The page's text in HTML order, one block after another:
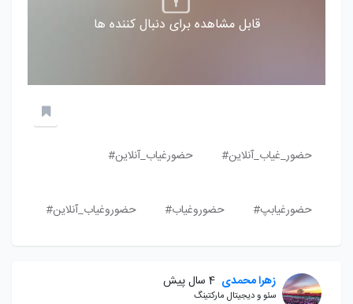
قابل مشاهده برای دنبال کننده ها
حضور_غیاب_آنلاین# حضورغیاب_آنلاین#
حضورغیابپ# حضوروغیاب# حضوروغیاب_آنلاین#
زهرا محمدی 4 سال پیش
سئو و دیجیتال مارکتینگ